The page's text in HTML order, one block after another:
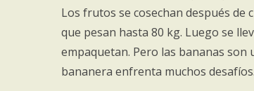
Los frutos se cosechan después de
que pesan hasta 80 kg. Luego se
empaquetan. Pero las bananas
bananera enfrenta muchos desafíos.